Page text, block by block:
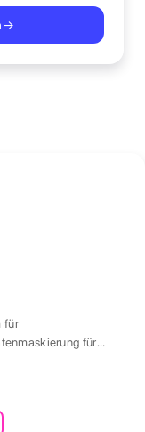
→
für
für